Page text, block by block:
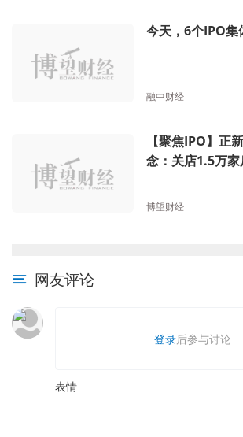
今天，6个IPO集
融中财经
【聚焦IPO】正
念：关店1.5万
博望财经
网友评论
登录后参与讨论
表情